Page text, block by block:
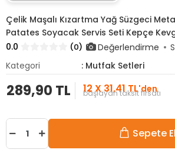
Çelik Maşalı Kızartma Yağ Süzgeci
Patates Soyacak Servis Seti Kepçe
0.0
(0) Değerlendirme
Kategori
: Mutfak Setleri
289,90 TL 12 X 31,41 TL'den
başlayan taksit fırsatı
Sepete